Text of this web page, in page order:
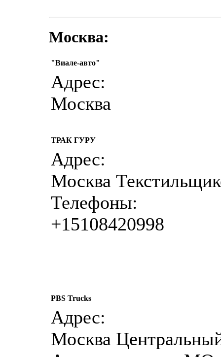
Москва:
"Виале-авто"
Адрес:
Москва
ТРАК ГУРУ
Адрес:
Москва
Телефоны:
+15108420998
PBS Trucks
Адрес:
Москва